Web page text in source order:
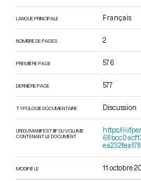
LANGUE PRINCIPALE Français
NOMBRE DE PAGES 2
PREMIÈRE PAGE 576
DERNIÈRE PAGE 577
TYPOLOGIE DOCUMENTAIRE Discussion
URI DU MANIFEST IIIF DU VOLUME
CONTENANT LE DOCUMENT
https://
MODIFIÉ LE 11 octobre